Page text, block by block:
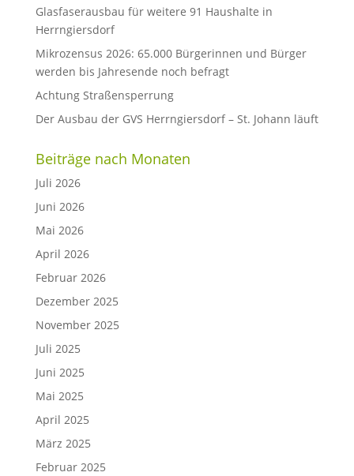
Glasfaserausbau für weitere 91 Haushalte in
Herrngiersdorf
Mikrozensus 2026: 65.000 Bürgerinnen und Bürger
werden bis Jahresende noch befragt
Achtung Straßensperrung
Der Ausbau der GVS Herrngiersdorf – St. Johann läuft
Beiträge nach Monaten
Juli 2026
Juni 2026
Mai 2026
April 2026
Februar 2026
Dezember 2025
November 2025
Juli 2025
Juni 2025
Mai 2025
April 2025
März 2025
Februar 2025